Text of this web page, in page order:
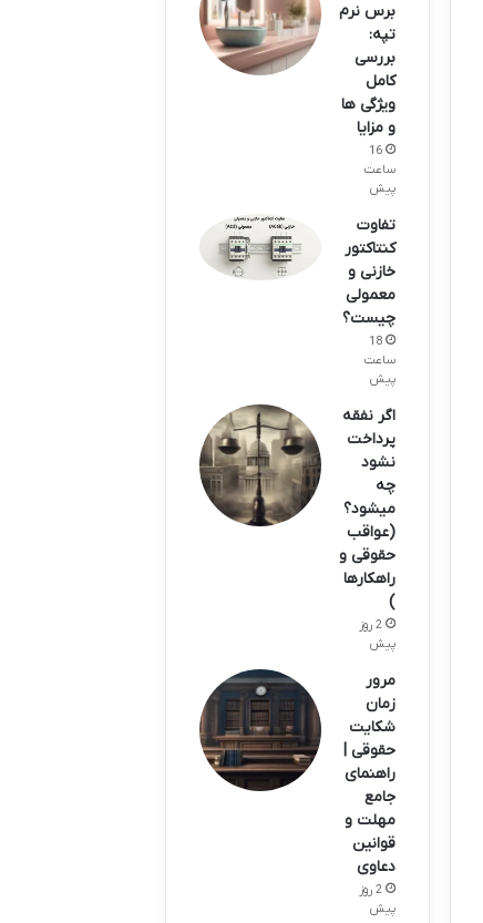
برس نرم
تپه:
بررسی
کامل
ویژگی ها
و مزایا
16
ساعت
پیش
تفاوت
کنتاکتور
خازنی و
معمولی
چیست؟
18
ساعت
پیش
اگر نفقه
پرداخت
نشود
چه
میشود؟
(عواقب
حقوقی و
راهکارها
)
2 روز
پیش
مرور
زمان
شکایت
حقوقی |
راهنمای
جامع
مهلت و
قوانین
دعاوی
2 روز
پیش